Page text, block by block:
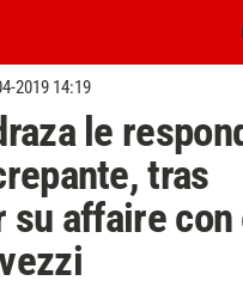
2019 14:19
le
tras
su affaire con